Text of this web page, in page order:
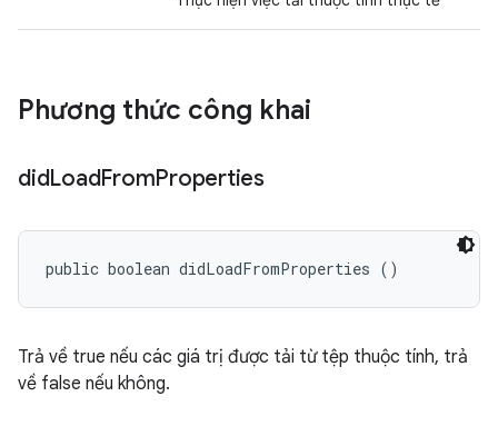
Phương thức công khai
didLoadFromProperties
public boolean didLoadFromProperties ()
Trả về true nếu các giá trị được tải từ tệp thuộc tính, trả
về false nếu không.